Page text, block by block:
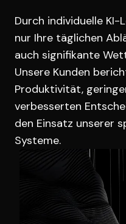
Durch individuelle KI-
nur Ihre täglichen
auch signifikante
Unsere Kunden
Produktivität,
verbesserten
den Einsatz unserer
Systeme.